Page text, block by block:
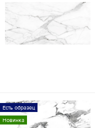
Есть образец
Новинка